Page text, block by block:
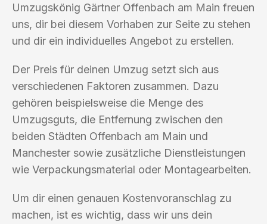
Umzugskönig Gärtner Offenbach am Main freuen
uns, dir bei diesem Vorhaben zur Seite zu stehen
und dir ein individuelles Angebot zu erstellen.
Der Preis für deinen Umzug setzt sich aus
verschiedenen Faktoren zusammen. Dazu
gehören beispielsweise die Menge des
Umzugsguts, die Entfernung zwischen den
beiden Städten Offenbach am Main und
Manchester sowie zusätzliche Dienstleistungen
wie Verpackungsmaterial oder Montagearbeiten.
Um dir einen genauen Kostenvoranschlag zu
machen, ist es wichtig, dass wir uns dein